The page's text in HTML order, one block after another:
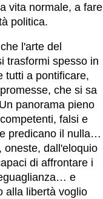
vita normale, a fare
politica.
l'arte del
trasformi spesso in
tutti a pontificare,
che si sa
panorama pieno
falsi e
predicano il nulla…
oneste, dall'eloquio
di affrontare i
e
alla libertà voglio